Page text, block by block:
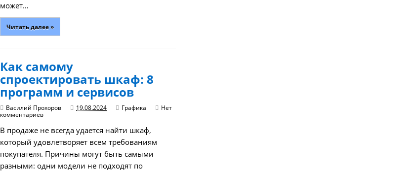
может…
Читать далее »
Как самому
спроектировать шкаф: 8
программ и сервисов
Василий Прохоров 19.08.2024 Графика
Нет
комментариев
В продаже не всегда удается найти шкаф,
который удовлетворяет всем требованиям
покупателя. Причины могут быть самыми
разными: одни модели не подходят по